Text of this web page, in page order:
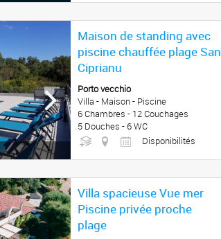
Maison de standing avec
piscine chauffée plage San
Ciprianu
Porto vecchio
Villa - Maison - Piscine
6 Chambres - 12 Couchages
5 Douches - 6 WC
Disponibilités
Villa spacieuse Vue mer
Piscine privée proche
plage